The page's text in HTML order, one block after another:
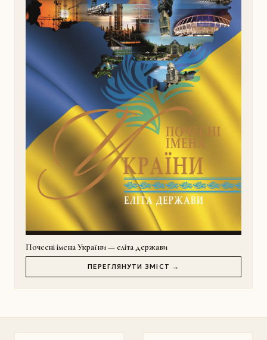
Почесні імена України — еліта держави
ПЕРЕГЛЯНУТИ ЗМІСТ →